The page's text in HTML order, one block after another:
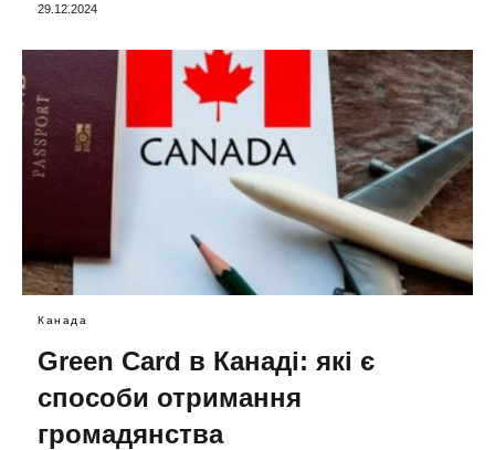
29.12.2024
Канада
Green Card в Канаді: які є
способи отримання
громадянства